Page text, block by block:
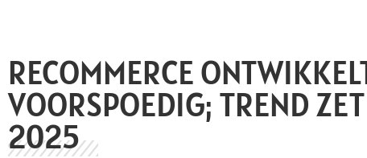
RECOMMERCE
VOORSPOEDIG; TREND
2025